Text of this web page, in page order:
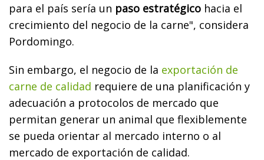
para el país sería un paso estratégico hacia el
crecimiento del negocio de la carne", considera
Pordomingo.
Sin embargo, el negocio de la exportación de
carne de calidad requiere de una planificación y
adecuación a protocolos de mercado que
permitan generar un animal que flexiblemente
se pueda orientar al mercado interno o al
mercado de exportación de calidad.